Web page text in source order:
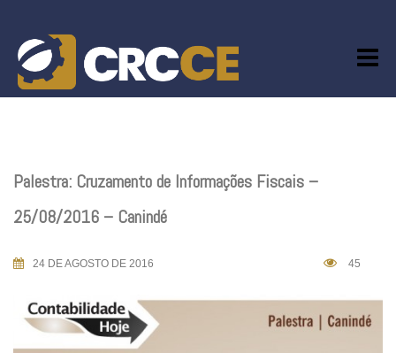
content
Palestra: Cruzamento de Informações Fiscais –
25/08/2016 – Canindé
24 DE AGOSTO DE 2016 45